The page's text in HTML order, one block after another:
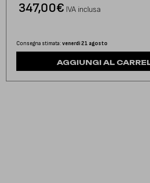
€
347,00 IVA inclusa
Consegna stimata: venerdì 21 agosto
AGGIUNGI AL